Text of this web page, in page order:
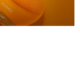
08.08.2026